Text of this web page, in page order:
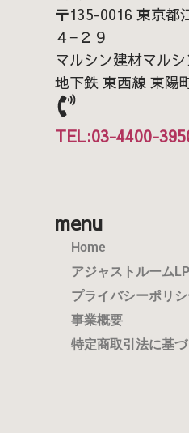
〒135-0016 東京都
４−２９
マルシン建材マル
地下鉄 東西線 東
TEL:03-4400-
menu
Home
アジャストルームLP
プライバシーポリ
事業概要
特定商取引法に基